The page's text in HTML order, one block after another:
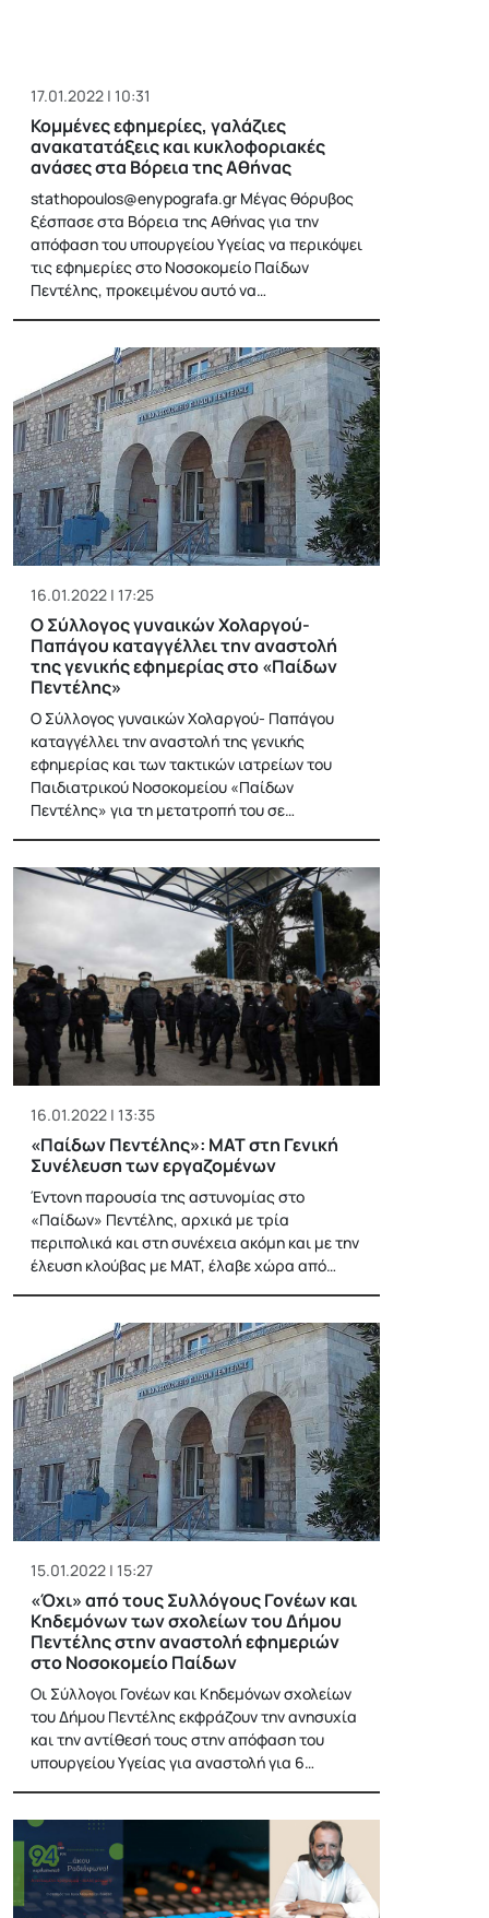
17.01.2022 | 10:31
Κομμένες εφημερίες, γαλάζιες
ανακατατάξεις και κυκλοφοριακές
ανάσες στα Βόρεια της Αθήνας
stathopoulos@enypografa.gr Μέγας θόρυβος
ξέσπασε στα Βόρεια της Αθήνας για την
απόφαση του υπουργείου Υγείας να περικόψει
τις εφημερίες στο Νοσοκομείο Παίδων
Πεντέλης, προκειμένου αυτό να…
16.01.2022 | 17:25
Ο Σύλλογος γυναικών Χολαργού-
Παπάγου καταγγέλλει την αναστολή
της γενικής εφημερίας στο «Παίδων
Πεντέλης»
Ο Σύλλογος γυναικών Χολαργού- Παπάγου
καταγγέλλει την αναστολή της γενικής
εφημερίας και των τακτικών ιατρείων του
Παιδιατρικού Νοσοκομείου «Παίδων
Πεντέλης» για τη μετατροπή του σε…
16.01.2022 | 13:35
«Παίδων Πεντέλης»: ΜΑΤ στη Γενική
Συνέλευση των εργαζομένων
Έντονη παρουσία της αστυνομίας στο
«Παίδων» Πεντέλης, αρχικά με τρία
περιπολικά και στη συνέχεια ακόμη και με την
έλευση κλούβας με ΜΑΤ, έλαβε χώρα από…
15.01.2022 | 15:27
«Όχι» από τους Συλλόγους Γονέων και
Κηδεμόνων των σχολείων του Δήμου
Πεντέλης στην αναστολή εφημεριών
στο Νοσοκομείο Παίδων
Οι Σύλλογοι Γονέων και Κηδεμόνων σχολείων
του Δήμου Πεντέλης εκφράζουν την ανησυχία
και την αντίθεσή τους στην απόφαση του
υπουργείου Υγείας για αναστολή για 6…